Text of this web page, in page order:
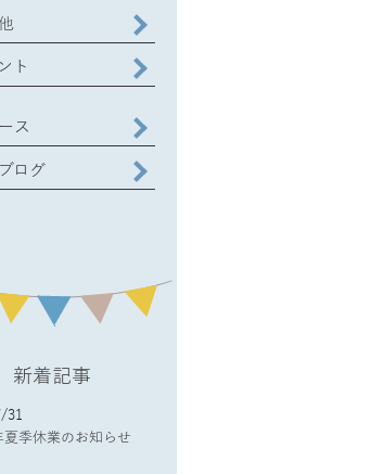
ト
ス
ログ
新着記事
31
夏季休業のお知らせ